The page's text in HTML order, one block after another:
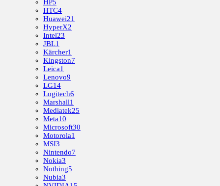
HP5
HTC4
Huawei21
HyperX2
Intel23
JBL1
Kärcher1
Kingston7
Leica1
Lenovo9
LG14
Logitech6
Marshall1
Mediatek25
Meta10
Microsoft30
Motorola1
MSI3
Nintendo7
Nokia3
Nothing5
Nubia3